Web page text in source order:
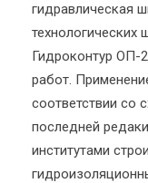
гидравлическая
технологических
Гидроконтур ОП-
работ.
соответствии со
последней
институтами